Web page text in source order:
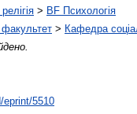
> BF Психологія
факультет > Кафедра
eprint/5510